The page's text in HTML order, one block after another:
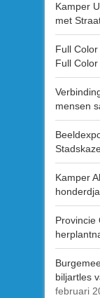
Kamper
met
Full
Full Color
mensen
Kamper
Provincie
biljartles
februari